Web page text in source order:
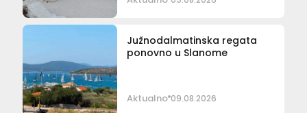
Južnodalmatinska regata
ponovno u Slanome
Aktualno 09.08.2026